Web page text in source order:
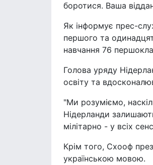
боротися. Ваша
Як інформує прес-
першого та
навчання 76
Голова уряду
освіту та
"Ми розуміємо,
Нідерланди
мілітарно - у всіх
Крім того, Схооф
українською мовою.